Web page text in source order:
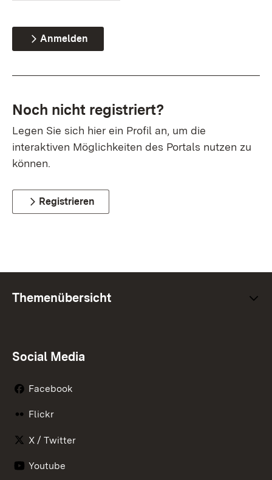
Anmelden
Noch nicht registriert?
Legen Sie sich hier ein Profil an, um die
interaktiven Möglichkeiten des Portals nutzen zu
können.
Registrieren
Themenübersicht
Social Media
Facebook
Flickr
X / Twitter
Youtube